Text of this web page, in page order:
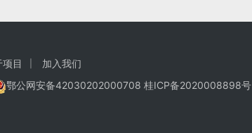
目
加入我们
鄂公网安备42030202000708 桂ICP备2020008898号